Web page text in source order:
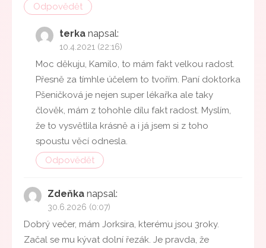
Odpovědět
terka napsal:
10.4.2021 (22:16)
Moc děkuju, Kamilo, to mám fakt velkou radost.
Přesně za tímhle účelem to tvořím. Paní doktorka
Pšeničková je nejen super lékařka ale taky
člověk, mám z tohohle dílu fakt radost. Myslím,
že to vysvětlila krásně a i já jsem si z toho
spoustu věcí odnesla.
Odpovědět
Zdeňka napsal:
30.6.2026 (0:07)
Dobrý večer, mám Jorksira, kterému jsou 3roky.
Začal se mu kývat dolní řezák. Je pravda, že